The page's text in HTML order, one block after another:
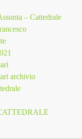
– Cattedrale
archivio